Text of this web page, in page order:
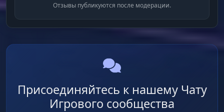
Отзывы публикуются после модерации.
Присоединяйтесь к нашему Чату
Игрового сообщества